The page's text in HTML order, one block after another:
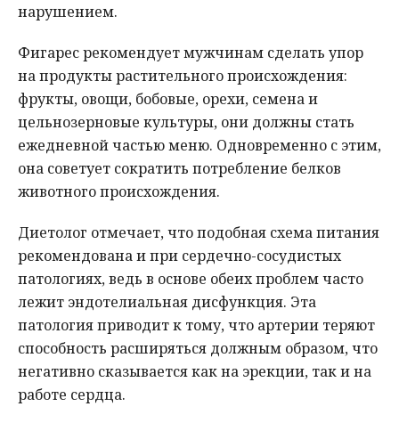
нарушением.
Фигарес рекомендует мужчинам сделать упор
на продукты растительного происхождения:
фрукты, овощи, бобовые, орехи, семена и
цельнозерновые культуры, они должны стать
ежедневной частью меню. Одновременно с этим,
она советует сократить потребление белков
животного происхождения.
Диетолог отмечает, что подобная схема питания
рекомендована и при сердечно-сосудистых
патологиях, ведь в основе обеих проблем часто
лежит эндотелиальная дисфункция. Эта
патология приводит к тому, что артерии теряют
способность расширяться должным образом, что
негативно сказывается как на эрекции, так и на
работе сердца.